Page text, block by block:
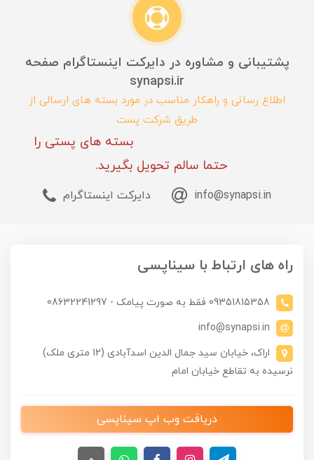
پشتیبانی و مشاوره در دایرکت اینستاگرام صفحه
synapsi.ir
اطلاع رسانی و راهکار مناسب در مورد بسته های ارسالی از
طریق شرکت پست
بسته های پستی را
حتما سالم تحویل بگیرید.
info@synapsi.in دایرکت اینستاگرام
راه های ارتباط با سیناپسی
09351815358 فقط به صورت پیامک - 08632241297
info@synapsi.in
اراک، خیابان سید جمال الدین اسدآبادی (12 متری ملک)
نرسیده به تقاطع خیابان امام
دریافت وب اپ سیناپسی